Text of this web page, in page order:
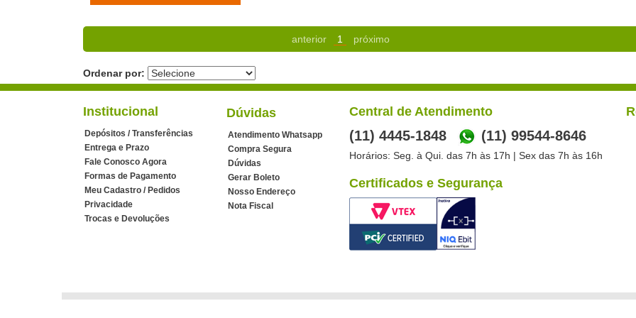
anterior 1 próximo
Ordenar por:
Institucional
Depósitos / Transferências
Entrega e Prazo
Fale Conosco Agora
Formas de Pagamento
Meu Cadastro / Pedidos
Privacidade
Trocas e Devoluções
Dúvidas
Atendimento Whatsapp
Compra Segura
Dúvidas
Gerar Boleto
Nosso Endereço
Nota Fiscal
Central de Atendimento
(11) 4445-1848 (11) 99544-8646
Horários: Seg. à Qui. das 7h às 17h | Sex das 7h às 16h
Certificados e Segurança